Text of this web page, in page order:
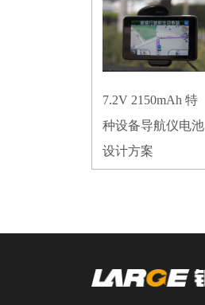
7.2V 2150mAh 特
种设备导航仪电池
设计方案